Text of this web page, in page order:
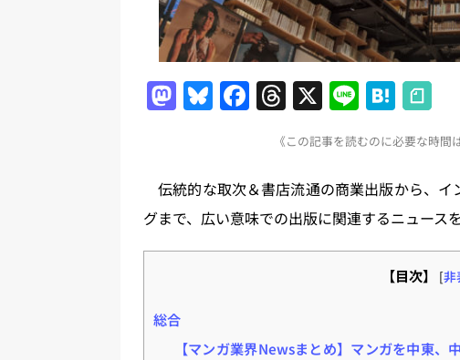
ースまとめ 2026.08.05
日刊出版ニュー
M
o
d
o
Bl
s
k
y
F
e
b
o
T
re
a
d
s
X Li
n
e
H
at
e
n
a
《この記事を読むのに必要な時間
伝統的な取次＆書店流通の商業出版から、
グまで、広い意味での出版に関連するニュース
【目次】 [非
総合
【マンガ業界Newsまとめ】マンガを中東